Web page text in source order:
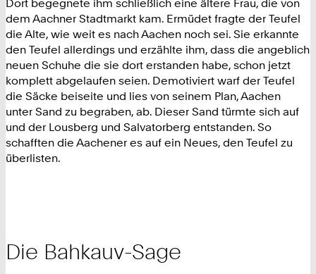
dem Aachner Stadtmarkt kam. Ermüdet fragte der Teufel
die Alte, wie weit es nach Aachen noch sei. Sie erkannte
den Teufel allerdings und erzählte ihm, dass die angeblich
neuen Schuhe die sie dort erstanden habe, schon jetzt
komplett abgelaufen seien. Demotiviert warf der Teufel
die Säcke beiseite und lies von seinem Plan, Aachen
unter Sand zu begraben, ab. Dieser Sand türmte sich auf
und der Lousberg und Salvatorberg entstanden. So
schafften die Aachener es auf ein Neues, den Teufel zu
überlisten.
Die Bahkauv-Sage